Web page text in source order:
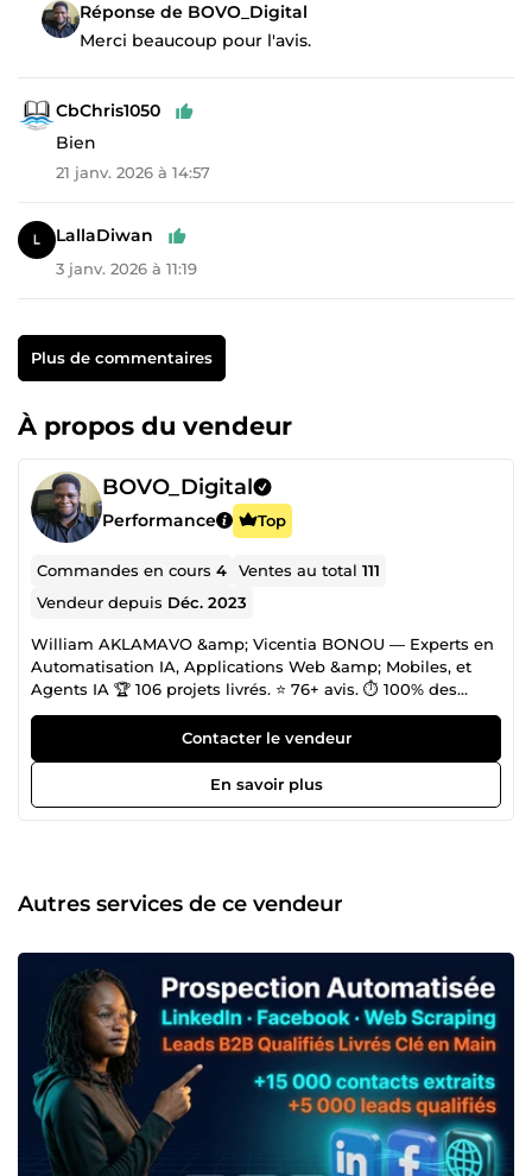
Réponse de BOVO_Digital
Merci beaucoup pour l'avis.
CbChris1050
Bien
21 janv. 2026 à 14:57
LallaDiwan
3 janv. 2026 à 11:19
Plus de commentaires
À propos du vendeur
BOVO_Digital
Performance Top
Commandes en cours4 Ventes au total111
Vendeur depuis Déc. 2023
William AKLAMAVO &amp; Vicentia BONOU — Experts en
Automatisation IA, Applications Web &amp; Mobiles, et
Agents IA 🏆 106 projets livrés. ⭐ 76+ avis. ⏱️ 100% des
délais respectés. 🌍 Des clients en France, Belgique,
Canada et aux États-Unis. Voilà ce que nous construisons
depuis 5 ans — pas des promesses, des systèmes qui
tournent. Nous ne livrons pas des workflows. Nous livrons
des infrastructures. La différence ? Un workflow s'arrête
Level 4. Experts n8n en production réelle. Développeurs
Flutter, Next.js, React Native, Django. Nos compétences
agents IA conversationnels et les voicebots. Nos 4
domaines d'intervention — à partir de 1 000€ 1.
Automatisation &amp; Agents IA Nous automatisons vos
processus métier de bout en bout — pas avec des
templates copiés-collés, mais avec des architectures
conçues pour tenir sous charge, gérer les erreurs
silencieusement, et vous alerter avant que vos clients ne le
fassent. Gestion des erreurs systématique, idempotence
garantie, monitoring intégré. Chaque workflow livré inclut
Contacter le vendeur
En savoir plus
Autres services de ce vendeur